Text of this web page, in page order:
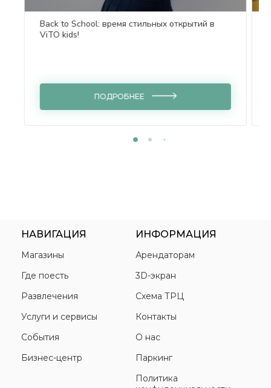
Back to School: время стильных открытий в
ViTO kids!
ПОДРОБНЕЕ
НАВИГАЦИЯ
Магазины
Где поесть
Развлечения
Услуги и сервисы
События
Бизнес-центр
ИНФОРМАЦИЯ
Арендаторам
3D-экран
Схема ТРЦ
Контакты
О нас
Паркинг
Политика